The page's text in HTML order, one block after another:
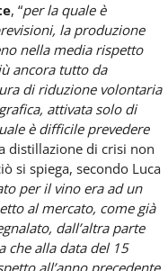
, “per la quale è
la produzione
nella media rispetto
ancora tutto da
di riduzione volontaria
attivata solo di
è difficile prevedere
distillazione di crisi non
si spiega, secondo Luca
per il vino era ad un
al mercato, come già
dall’altra parte
che alla data del 15